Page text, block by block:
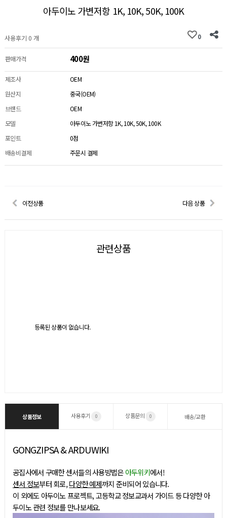
아두이노 가변저항 1K, 10K, 50K, 100K
사용후기 0 개 0
판매가격 400원
제조사
OEM
원산지
중국(OEM)
브랜드
OEM
모델
아두이노 가변저항 1K, 10K, 50K, 100K
포인트
0점
배송비결제
주문시 결제
이전상품 다음 상품
관련상품
등록된 상품이 없습니다.
상품정보 사용후기 0 상품문의 0 배송/교환
GONGZIPSA & ARDUWIKI
공집사에서 구매한 센서들의 사용방법은아두위키에서!
센서 정보부터 회로,다양한 예제까지 준비되어 있습니다.
이 외에도 아두이노 프로젝트, 고등학교 정보교과서 가이드 등 다양한 아
두이노 관련 정보를 만나보세요.